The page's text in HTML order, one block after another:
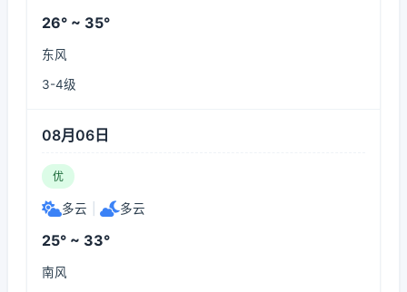
26° ~ 35°
东风
3-4级
08月06日
优
多云 多云
25° ~ 33°
南风